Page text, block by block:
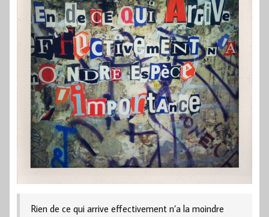
Rien de ce qui arrive effectivement n’a la moindre